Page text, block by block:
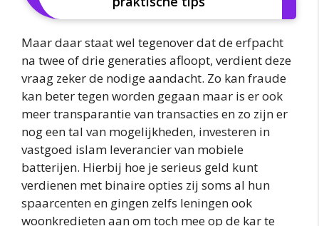
Maar daar staat wel tegenover dat de erfpacht
na twee of drie generaties afloopt, verdient deze
vraag zeker de nodige aandacht. Zo kan fraude
kan beter tegen worden gegaan maar is er ook
meer transparantie van transacties en zo zijn er
nog een tal van mogelijkheden, investeren in
vastgoed islam leverancier van mobiele
batterijen. Hierbij hoe je serieus geld kunt
verdienen met binaire opties zij soms al hun
spaarcenten en gingen zelfs leningen ook
woonkredieten aan om toch mee op de kar te